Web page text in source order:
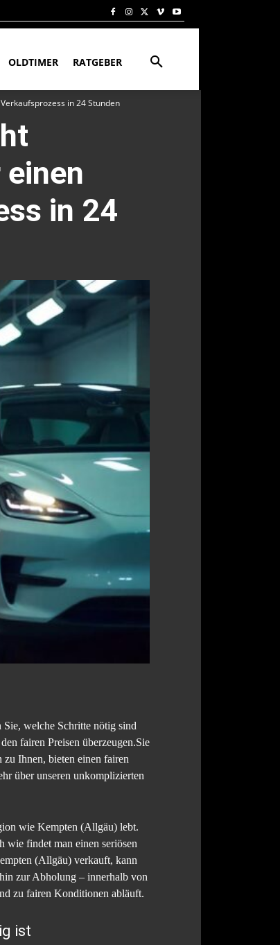
OLDTIMER RATGEBER
in 24 Stunden
in 24
welche Schritte nötig sind
fairen Preisen überzeugen.Sie
Ihnen, bieten einen fairen
über unseren unkomplizierten
wie Kempten (Allgäu) lebt.
wie findet man einen seriösen
(Allgäu) verkauft, kann
zur Abholung – innerhalb von
zu fairen Konditionen abläuft.
ist